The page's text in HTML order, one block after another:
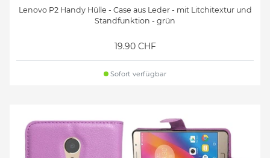
Lenovo P2 Handy Hülle - Case aus Leder - mit Litchitextur und
Standfunktion - grün
19.90 CHF
Sofort verfügbar